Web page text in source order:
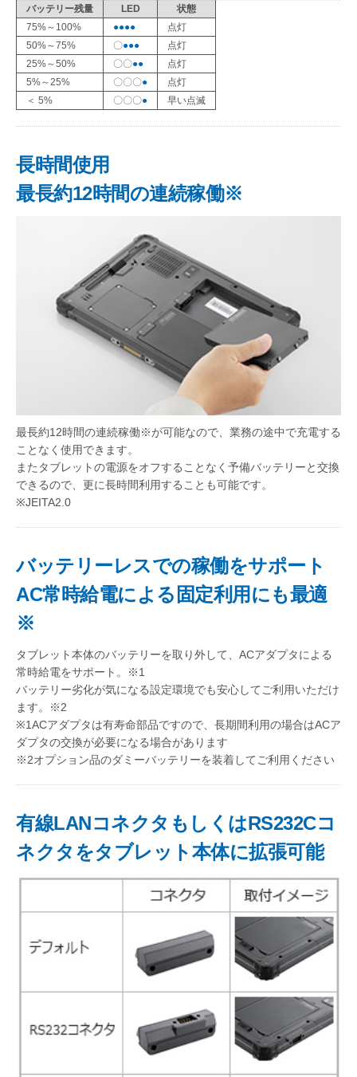
バッテリー残量 LED
状態
75%～100%
●●●●
点灯
50%～75%
〇●●●
点灯
25%～50%
〇〇●●
点灯
5%～25%
〇〇〇●
点灯
＜ 5%
〇〇〇● 早い点滅
長時間使用
最長約12時間の連続稼働※
最長約12時間の連続稼働※が可能なので、業務の途中で充電する
ことなく使用できます。
またタブレットの電源をオフすることなく予備バッテリーと交換
できるので、更に長時間利用することも可能です。
※JEITA2.0
バッテリーレスでの稼働をサポート
AC常時給電による固定利用にも最適
※
タブレット本体のバッテリーを取り外して、ACアダプタによる
常時給電をサポート。※1
バッテリー劣化が気になる設定環境でも安心してご利用いただけ
ます。※2
※1ACアダプタは有寿命部品ですので、長期間利用の場合はACア
ダプタの交換が必要になる場合があります
※2オプション品のダミーバッテリーを装着してご利用ください
有線LANコネクタもしくはRS232Cコ
ネクタをタブレット本体に拡張可能